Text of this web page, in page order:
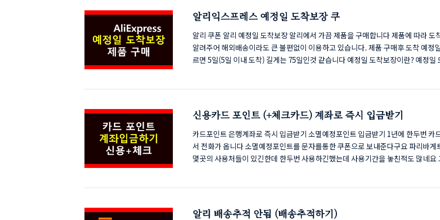
지를 선택합니다. 시작하기를 누릅니다. 'GDPR 메세지 만들기'를 클릭합니다. 화면
면 화면 우측 상단의 '사이트 선택'을 클릭 합니다. 사이트 이름을 작성합니다. 사이
은 ..
알리익스프레스 예정일 도착보장 쿠
알리 쿠폰 알리 예정일 도착보장 알리에서 가끔 제품을 구매합니다 제품에 따라 도
알려주어 해외배송이라도 큰 불편없이 이용하고 있습니다. 제품 구매후 도착 예정
르면 5일(5일 이내 도착) 길게는 75일인것 같습니다 예정일 도착보장이란? 예정일
원하는 제품을 구매 후 예정일을 확인하고 해당일까지 제품이 도착하지 않는다면 아
같이 쿠폰을 발급 받으시면 됩니다. 로그인 후 계정에서 '내 주문'을 클릭합니다. 본
구매했던 내역의 '주문상세'..
신용카드 포인트 (+체크카드) 계좌로 즉시 입금받기
카드포인트 은행계좌로 즉시 입금받기 소멸예정포인트 입금받기 1년에 한두번 카
서 전화가 옵니다 소멸예정포인트를 문자를통한 쿠폰으로 보내준다구요 파리바게
몇곳의 사용처들이 있긴한데 한두번 사용하긴했는데 사용기간을 놓친적도 많네요
가 열리면 아래의 순서대로 진행후 포인트를 입금합니다 회원가입을 해도 되지만 저
알리 배송추적 안됨 (배송추적하기)